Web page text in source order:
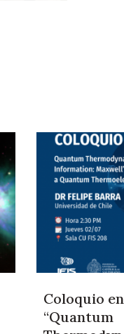
Coloquio
“Quantum